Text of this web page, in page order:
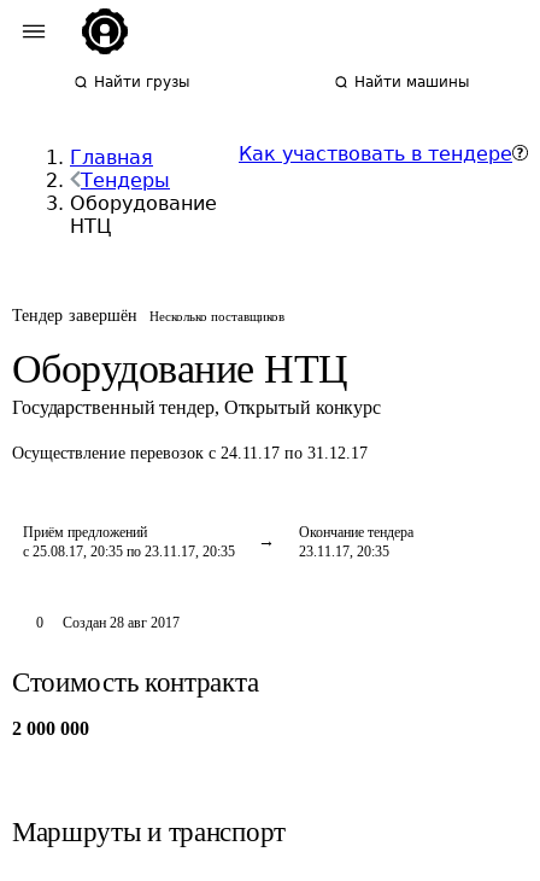
Найти грузы Найти машины
Главная
Тендеры
Оборудование
НТЦ
Как участвовать в тендере
Тендер завершён Несколько поставщиков
Оборудование НТЦ
Государственный тендер, Открытый конкурс
Осуществление перевозок с 24.11.17 по 31.12.17
Приём предложений
с 25.08.17, 20:35 по 23.11.17, 20:35
Окончание тендера
23.11.17, 20:35
0 Создан 28 авг 2017
Стоимость контракта
2 000 000
Маршруты и транспорт